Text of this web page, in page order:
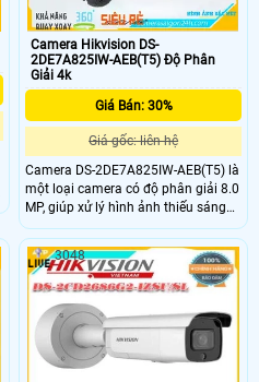
Camera Hikvision DS-
2DE7A825IW-AEB(T5) Độ Phân
Giải 4k
Giá Bán: 30%
Giá gốc: liên hệ
Camera DS-2DE7A825IW-AEB(T5) là
một loại camera có độ phân giải 8.0
MP, giúp xử lý hình ảnh thiếu sáng
hiệu quả. Được trang bị công nghệ
hồng ngoại Smart IR, camera này
mang đến hình ảnh rõ nét kể cả khi
lắp đặt ở bất kỳ địa điểm nào. Ngoài
còn sử dụng công nghệ hình ảnh IP
và Progressive Scan CMOS
3048